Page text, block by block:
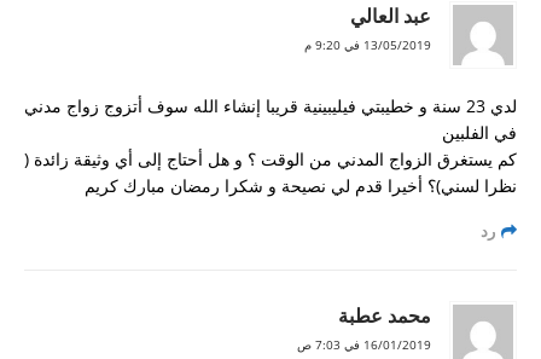
عبد العالي
13/05/2019 في 9:20 م
لدي 23 سنة و خطيبتي فيليبينية قريبا إنشاء الله سوف أتزوج زواج مدني
في الفلبين
كم يستغرق الزواج المدني من الوقت ؟ و هل أحتاج إلى أي وثيقة زائدة (
نظرا لسني)؟ أخيرا قدم لي نصيحة و شكرا رمضان مبارك كريم
رد
محمد عطبة
16/01/2019 في 7:03 ص